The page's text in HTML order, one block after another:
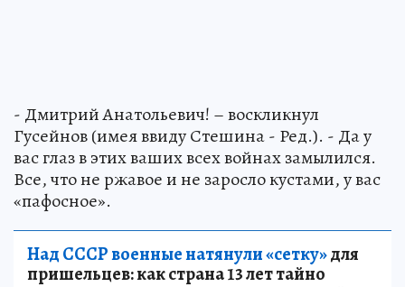
- Дмитрий Анатольевич! – воскликнул
Гусейнов (имея ввиду Стешина - Ред.). - Да у
вас глаз в этих ваших всех войнах замылился.
Все, что не ржавое и не заросло кустами, у вас
«пафосное».
Над СССР военные натянули «сетку»для
пришельцев: как страна 13 лет тайно